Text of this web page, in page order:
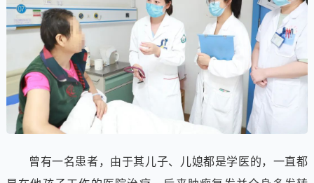
曾有一名患者，由于其儿子、儿媳都是学医的，一直都